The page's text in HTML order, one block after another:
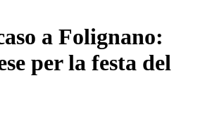
a Folignano:
per la festa del